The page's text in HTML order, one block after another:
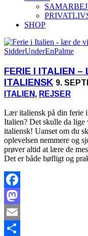
SHOP
FERIE I ITALIEN
ITALIENSK 9.
ITALIEN, REJSER
Lær italiensk på din ferie
Italien? Det skulle da
italiensk! Uanset om du
oplevelsen nemmere og
prøver altid at lære de
Det er både høfligt og
Facebook
Mastodon
Email